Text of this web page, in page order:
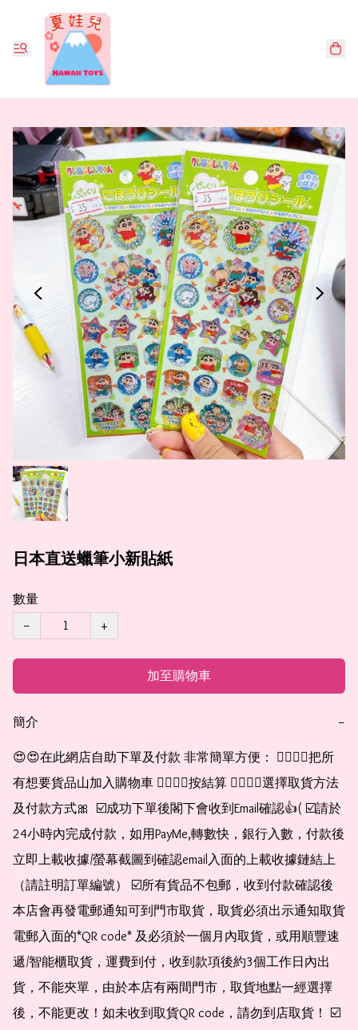
日本直送蠟筆小新貼紙
數量
−
+
加至購物車
簡介 −
😍😍在此網店自助下單及付款 非常簡單方便： 👉🏻👉🏻把所
有想要貨品山加入購物車 👉🏻👉🏻按結算 👉🏻👉🏻選擇取貨方法
及付款方式🎀  ☑️成功下單後閣下會收到Email確認👍( ☑️請於
24小時內完成付款，如用PayMe,轉數快，銀行入數，付款後
立即上載收據/螢幕截圖到確認email入面的上載收據鏈結上
（請註明訂單編號） ☑️所有貨品不包郵，收到付款確認後
本店會再發電郵通知可到門市取貨，取貨必須出示通知取貨
電郵入面的*QR code* 及必須於一個月內取貨，或用順豐速
遞/智能櫃取貨，運費到付，收到款項後約3個工作日內出
貨，不能夾單，由於本店有兩間門市，取貨地點一經選擇
後，不能更改！如未收到取貨QR code，請勿到店取貨！ ☑️